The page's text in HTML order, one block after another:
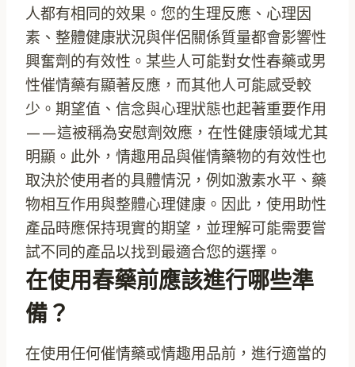
人都有相同的效果。您的生理反應、心理因
素、整體健康狀況與伴侶關係質量都會影響性
興奮劑的有效性。某些人可能對女性春藥或男
性催情藥有顯著反應，而其他人可能感受較
少。期望值、信念與心理狀態也起著重要作用
——這被稱為安慰劑效應，在性健康領域尤其
明顯。此外，情趣用品與催情藥物的有效性也
取決於使用者的具體情況，例如激素水平、藥
物相互作用與整體心理健康。因此，使用助性
產品時應保持現實的期望，並理解可能需要嘗
試不同的產品以找到最適合您的選擇。
在使用春藥前應該進行哪些準
備？
在使用任何催情藥或情趣用品前，進行適當的